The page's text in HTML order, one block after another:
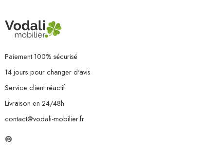
Paiement 100% sécurisé
14 jours pour changer d'avis
Service client réactif
Livraison en 24/48h
contact@vodali-mobilier.fr